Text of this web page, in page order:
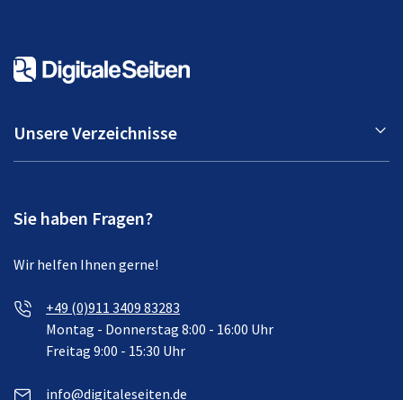
Unsere Verzeichnisse
Sie haben Fragen?
Wir helfen Ihnen gerne!
+49 (0)911 3409 83283
Montag - Donnerstag 8:00 - 16:00 Uhr
Freitag 9:00 - 15:30 Uhr
info@digitaleseiten.de